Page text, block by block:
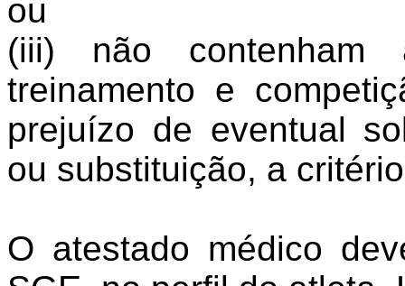
ou
(iii) não contenham
treinamento e
prejuízo de eventual
ou substituição, a
O atestado médico